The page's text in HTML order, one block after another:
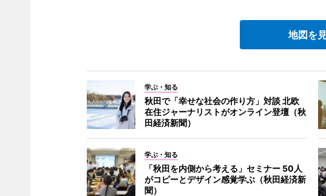
地図を
学ぶ・知る
秋田で「幸せな社会の作り方」対談 北欧
在住ジャーナリストがオンライン登壇（秋
田経済新聞）
学ぶ・知る
「秋田を内側から考える」セミナー 50人
がコピーとデザイン感覚学ぶ（秋田経済新
聞）